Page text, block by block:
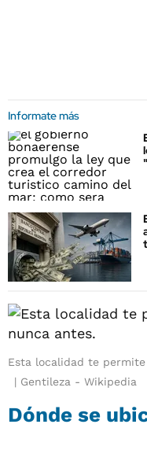
Informate más
Esta localidad te
Gentileza - Wikipedia
Dónde se